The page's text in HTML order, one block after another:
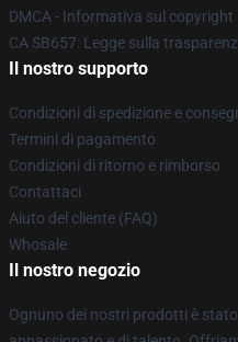
DMCA - Informativa sul copyright
CA SB657: Legge sulla
Il nostro supporto
Condizioni di spedizione e
Termini di pagamento
Condizioni di ritorno e rimborso
Contattaci
Aiuto del cliente (FAQ)
Whosale
Il nostro negozio
Ognuno dei nostri prodotti è